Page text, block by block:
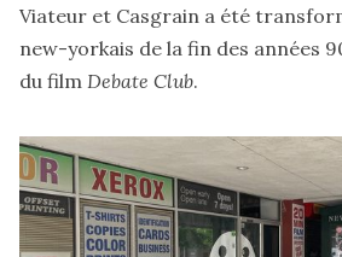
Viateur et Casgrain a été
new-yorkais de la fin des années
du film Debate Club.